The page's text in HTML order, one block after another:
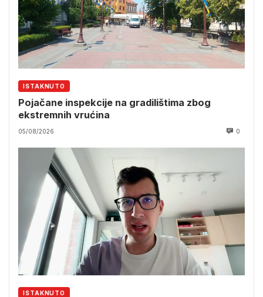
ISTAKNUTO
Pojačane inspekcije na gradilištima zbog
ekstremnih vrućina
05/08/2026 0
ISTAKNUTO